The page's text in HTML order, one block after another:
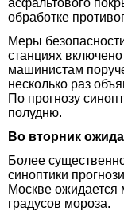
обработке
Меры
станциях
машинистам
несколько раз
По прогнозу
полудню.
Во вторник
Более
синоптики
Москве ожидается
градусов мороза.